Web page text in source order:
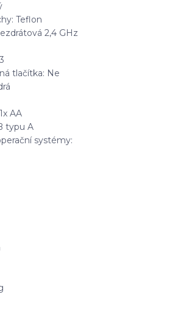
Teflon
2,4 GHz
tlačítka: Ne
AA
typu A
systémy: